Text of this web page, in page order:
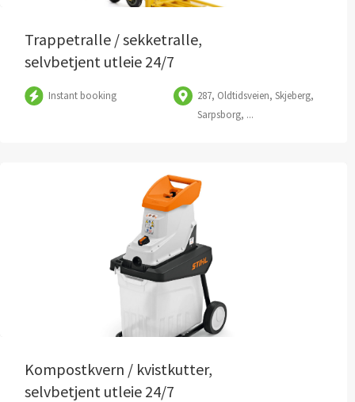
Trappetralle / sekketralle,
selvbetjent utleie 24/7
Instant booking
287, Oldtidsveien, Skjeberg,
Sarpsborg, ...
Kompostkvern / kvistkutter,
selvbetjent utleie 24/7